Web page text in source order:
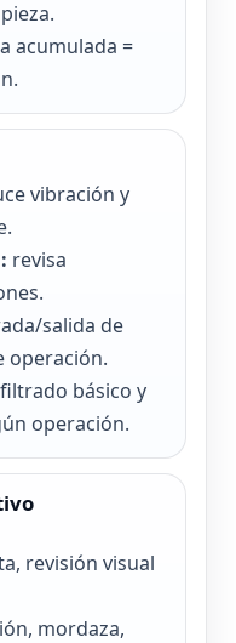
acumulada =
vibración y
revisa
salida de
operación.
básico y
operación.
revisión visual
mordaza,